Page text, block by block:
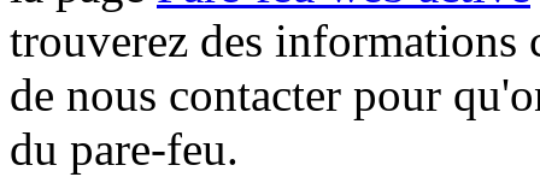
trouverez des informations
de nous contacter pour
du pare-feu.